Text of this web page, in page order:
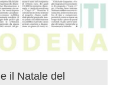
il Natale del